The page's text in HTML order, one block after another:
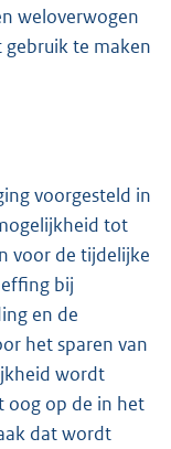
weloverwogen
gebruik te maken
voorgesteld in
tot
voor de tijdelijke
bij
en de
het sparen van
wordt
oog op de in het
dat wordt